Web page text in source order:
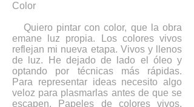
Color
Quiero pintar con color, que la obra
emane luz propia. Los colores vivos
reflejan mi nueva etapa. Vivos y llenos
de luz. He dejado de lado el óleo y
optando por técnicas más rápidas.
Para representar ideas necesito algo
veloz para plasmarlas antes de que se
escapen. Papeles de colores vivos,